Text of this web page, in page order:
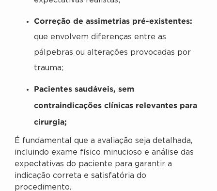
Correção de assimetrias pré-existentes:
que envolvem diferenças entre as
pálpebras ou alterações provocadas por
trauma;
Pacientes saudáveis, sem
contraindicações clínicas relevantes para
cirurgia;
É fundamental que a avaliação seja detalhada,
incluindo exame físico minucioso e análise das
expectativas do paciente para garantir a
indicação correta e satisfatória do
procedimento.